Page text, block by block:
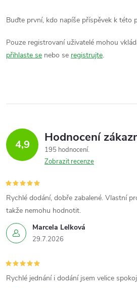
Buďte první, kdo napíše příspěvek k této
Pouze registrovaní uživatelé mohou
přihlaste se nebo se registrujte.
4,9 Hodnocení
195 hodnocení
Zobrazit recenze
Marcela Lelková
29.7.2026
Rychlé dodání, dobře zabalené. Vlastní
takže nemohu hodnotit.
Rychlé jednání i dodání jsem velice